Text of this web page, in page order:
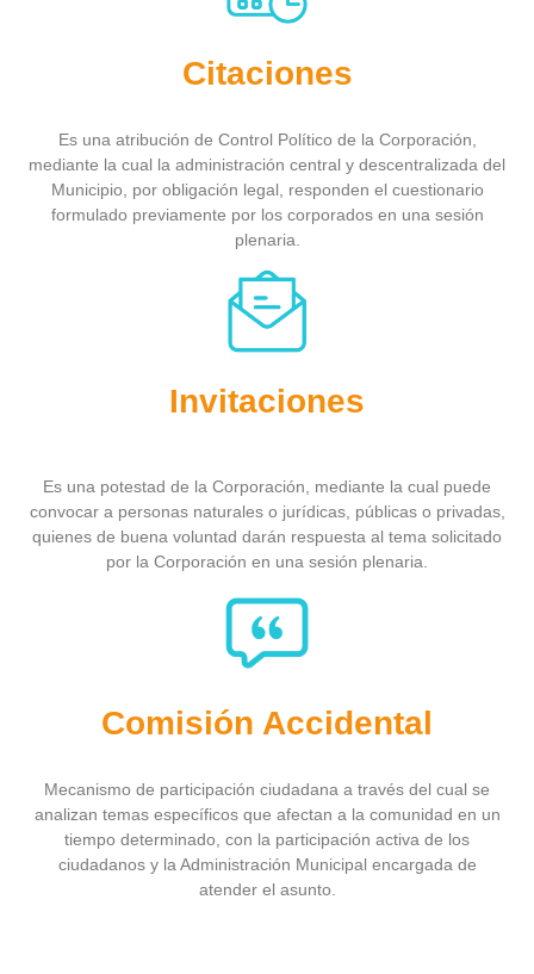
Citaciones
Es una atribución de Control Político de la Corporación,
mediante la cual la administración central y descentralizada del
Municipio, por obligación legal, responden el cuestionario
formulado previamente por los corporados en una sesión
plenaria.
Invitaciones
Es una potestad de la Corporación, mediante la cual puede
convocar a personas naturales o jurídicas, públicas o privadas,
quienes de buena voluntad darán respuesta al tema solicitado
por la Corporación en una sesión plenaria.
Comisión Accidental
Mecanismo de participación ciudadana a través del cual se
analizan temas específicos que afectan a la comunidad en un
tiempo determinado, con la participación activa de los
ciudadanos y la Administración Municipal encargada de
atender el asunto.